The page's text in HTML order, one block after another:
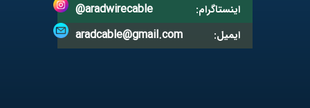
اینستاگرام: @aradwirecable
ایمیل: aradcable@gmail.com